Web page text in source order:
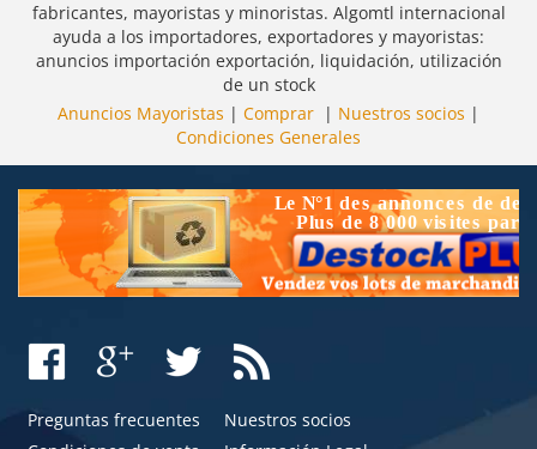
fabricantes, mayoristas y minoristas. Algomtl internacional
ayuda a los importadores, exportadores y mayoristas:
anuncios importación exportación, liquidación, utilización
de un stock
Anuncios Mayoristas | Comprar | Nuestros socios |
Condiciones Generales
Preguntas frecuentes
Nuestros socios